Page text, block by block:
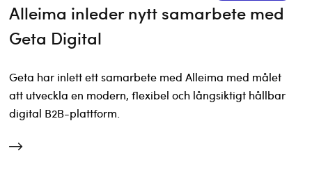
Alleima inleder nytt samarbete med
Geta Digital
Geta har inlett ett samarbete med Alleima med målet
att utveckla en modern, flexibel och långsiktigt hållbar
digital B2B-plattform.